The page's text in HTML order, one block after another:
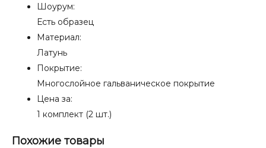
Шоурум:
Есть образец
Материал:
Латунь
Покрытие:
Многослойное гальваническое покрытие
Цена за:
1 комплект (2 шт.)
Похожие товары